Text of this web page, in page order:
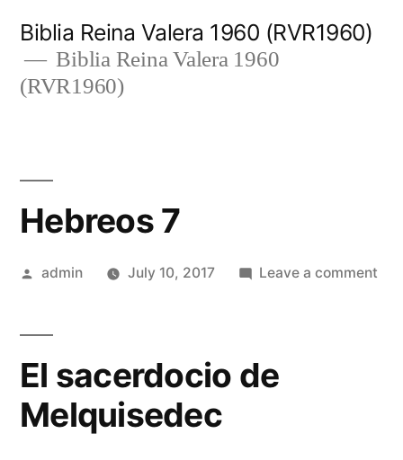
content
Biblia Reina Valera 1960 (RVR1960)
Biblia Reina Valera 1960
(RVR1960)
Hebreos 7
Posted
admin July 10, 2017 Leave a comment
El sacerdocio de
Melquisedec